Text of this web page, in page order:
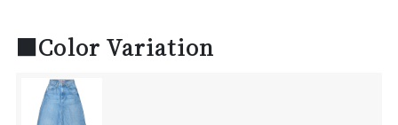
■Color Variation